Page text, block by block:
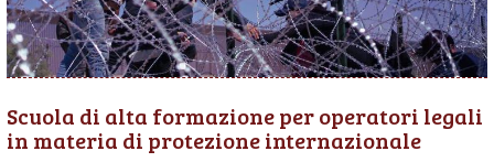
Scuola di alta formazione per operatori legali
in materia di protezione internazionale